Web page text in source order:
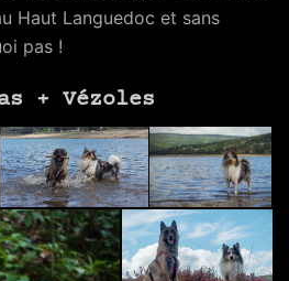
Haut Languedoc et sans
pas !
+ Vézoles